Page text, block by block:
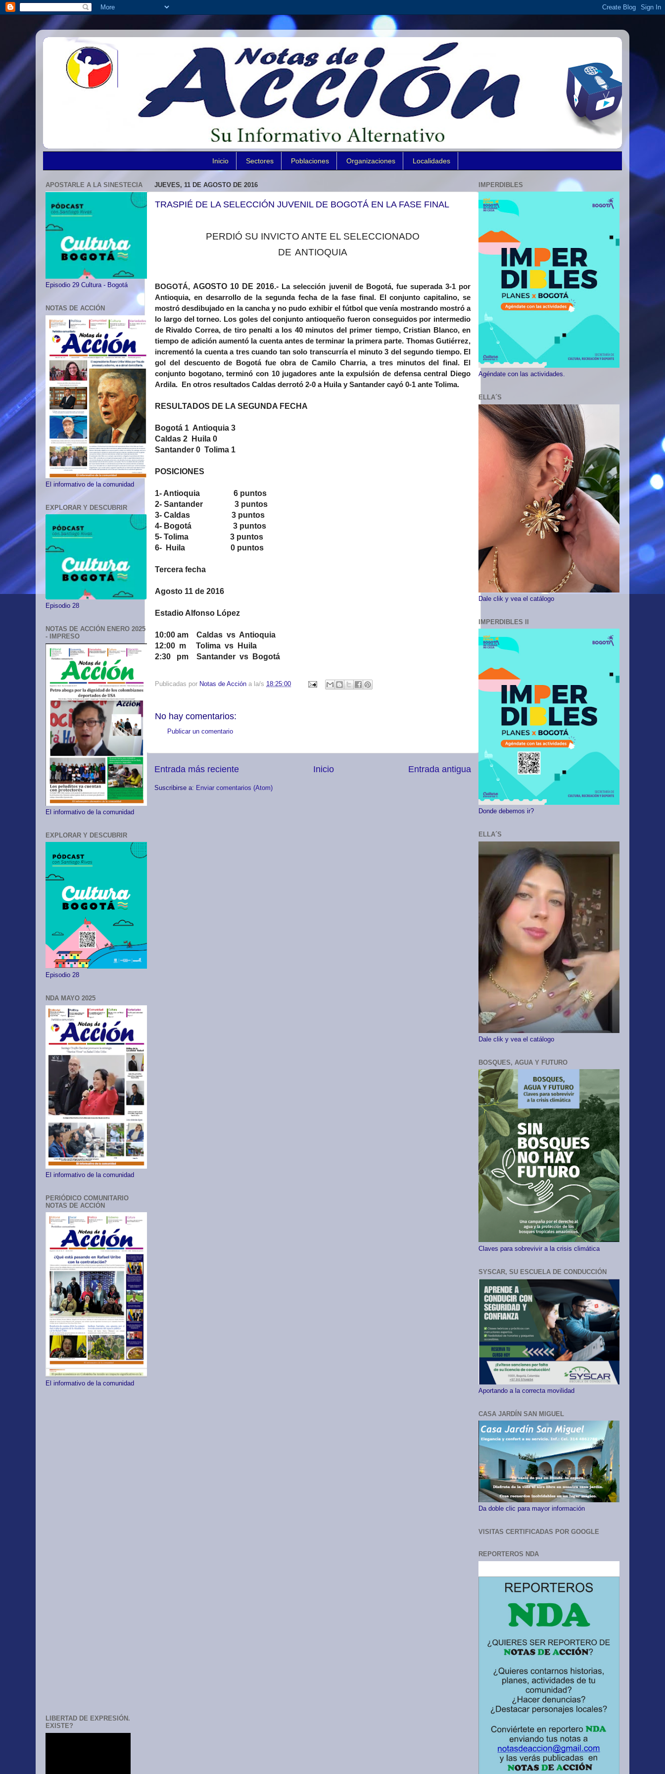
Inicio Sectores Poblaciones Organizaciones Localidades
JUEVES, 11 DE AGOSTO DE 2016
TRASPIÉ DE LA SELECCIÓN JUVENIL DE BOGOTÁ EN LA FASE FINAL
PERDIÓ SU INVICTO ANTE EL SELECCIONADO
DE ANTIOQUIA
BOGOTÁ, AGOSTO 10 DE 2016.- La selección juvenil de Bogotá, fue superada 3-1 por
Antioquia, en desarrollo de la segunda fecha de la fase final. El conjunto capitalino, se
mostró desdibujado en la cancha y no pudo exhibir el fútbol que venía mostrando mostró a
lo largo del torneo. Los goles del conjunto antioqueño fueron conseguidos por intermedio
de Rivaldo Correa, de tiro penalti a los 40 minutos del primer tiempo, Cristian Blanco, en
tiempo de adición aumentó la cuenta antes de terminar la primera parte. Thomas Gutiérrez,
incrementó la cuenta a tres cuando tan solo transcurría el minuto 3 del segundo tiempo. El
gol del descuento de Bogotá fue obra de Camilo Charria, a tres minutos del final. El
conjunto bogotano, terminó con 10 jugadores ante la expulsión de defensa central Diego
Ardila. En otros resultados Caldas derrotó 2-0 a Huila y Santander cayó 0-1 ante Tolima.
RESULTADOS DE LA SEGUNDA FECHA
Bogotá 1 Antioquia 3
Caldas 2 Huila 0
Santander 0 Tolima 1
POSICIONES
1- Antioquia 6 puntos
2- Santander 3 puntos
3- Caldas 3 puntos
4- Bogotá 3 puntos
5- Tolima 3 puntos
6- Huila 0 puntos
Tercera fecha
Agosto 11 de 2016
Estadio Alfonso López
10:00 am Caldas vs Antioquia
12:00 m Tolima vs Huila
2:30 pm Santander vs Bogotá
Publicadas por Notas de Acción a la/s 18:25:00
No hay comentarios:
Publicar un comentario
Entrada más reciente Entrada antigua
Inicio
Suscribirse a: Enviar comentarios (Atom)
APOSTARLE A LA SINESTECIA
Episodio 29 Cultura - Bogotá
NOTAS DE ACCIÓN
El informativo de la comunidad
EXPLORAR Y DESCUBRIR
Episodio 28
NOTAS DE ACCIÓN ENERO 2025
- IMPRESO
El informativo de la comunidad
EXPLORAR Y DESCUBRIR
Episodio 28
NDA MAYO 2025
El informativo de la comunidad
PERIÓDICO COMUNITARIO
NOTAS DE ACCIÓN
El informativo de la comunidad
LIBERTAD DE EXPRESIÓN.
EXISTE?
IMPERDIBLES
Agéndate con las actividades.
ELLA´S
Dale clik y vea el catálogo
IMPERDIBLES II
Donde debemos ir?
ELLA´S
Dale clik y vea el catálogo
BOSQUES, AGUA Y FUTURO
Claves para sobrevivir a la crisis climática
SYSCAR, SU ESCUELA DE CONDUCCIÓN
Aportando a la correcta movilidad
CASA JARDÍN SAN MIGUEL
Da doble clic para mayor información
VISITAS CERTIFICADAS POR GOOGLE
REPORTEROS NDA